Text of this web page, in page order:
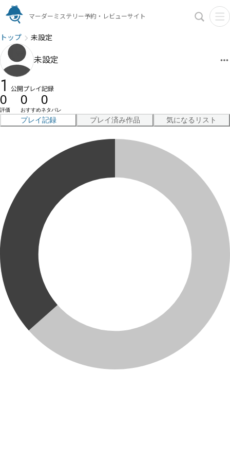
マーダーミステリー予約・レビューサイト
トップ 未設定
未設定
1 公開プレイ記録
0
評価
0
おすすめ
0
ネタバレ
プレイ記録 プレイ済み作品 気になるリスト